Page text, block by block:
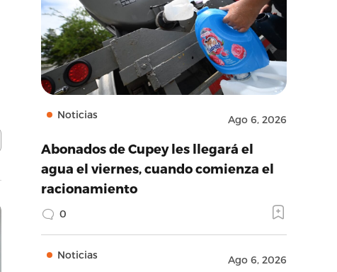
Noticias Ago 6, 2026
Abonados de Cupey les llegará el
agua el viernes, cuando comienza el
racionamiento
0
Noticias Ago 6, 2026